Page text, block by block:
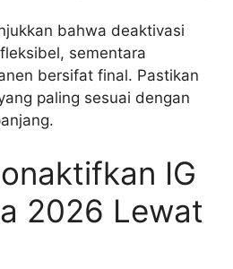
bahwa deaktivasi
sementara
bersifat final. Pastikan
paling sesuai dengan
IG
2026 Lewat